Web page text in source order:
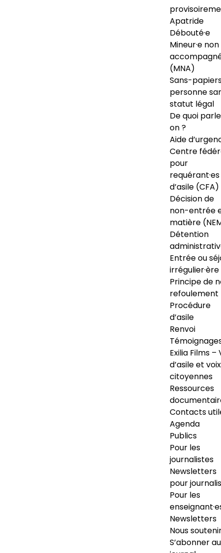
Apatride
Débouté·e
Mineur·e non
(MNA)
Sans-
personne
statut légal
De quoi
on ?
Aide
Centre
pour
requérant·es
d’asile (CFA)
Décision de
non-entrée
matière
Détention
Entrée ou
irrégulier·ère
Principe de
refoulement
Procédure
d’asile
Renvoi
Exilia Films –
d’asile et voix
citoyennes
Ressources
Contacts
Agenda
Publics
Pour les
journalistes
Newsletters
pour
Pour les
Newsletters
Nous
S’abonner au